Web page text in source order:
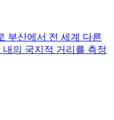
부산에서 전 세계 다른
의 국지적 거리를 측정